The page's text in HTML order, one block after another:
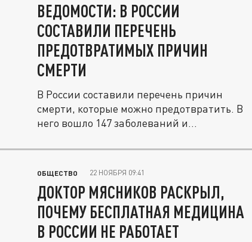
ВЕДОМОСТИ: В РОССИИ
СОСТАВИЛИ ПЕРЕЧЕНЬ
ПРЕДОТВРАТИМЫХ ПРИЧИН
СМЕРТИ
В России составили перечень причин
смерти, которые можно предотвратить. В
него вошло 147 заболеваний и...
ОБЩЕСТВО 22 НОЯБРЯ 09:41
ДОКТОР МЯСНИКОВ РАСКРЫЛ,
ПОЧЕМУ БЕСПЛАТНАЯ МЕДИЦИНА
В РОССИИ НЕ РАБОТАЕТ